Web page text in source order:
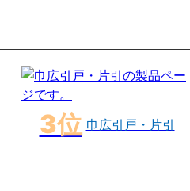
巾広引戸・片引